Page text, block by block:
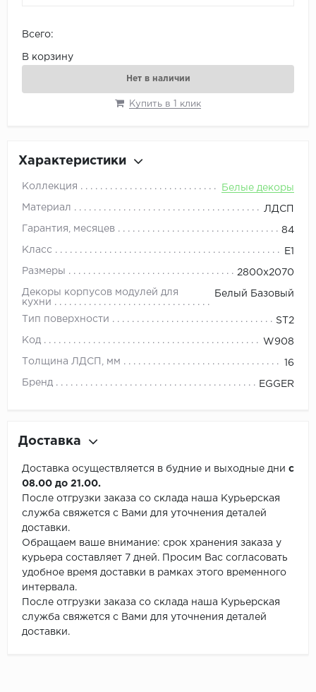
Всего:
В корзину
Нет в наличии
Купить в 1 клик
Характеристики
Коллекция Белые декоры
Материал ЛДСП
Гарантия, месяцев 84
Класс E1
Размеры 2800x2070
Декоры корпусов модулей для
кухни
Белый Базовый
Тип поверхности ST2
Код W908
Толщина ЛДСП, мм 16
Бренд EGGER
Доставка
Доставка осуществляется в будние и выходные дни с
08.00 до 21.00.
После отгрузки заказа со склада наша Курьерская
служба свяжется с Вами для уточнения деталей
доставки.
Обращаем ваше внимание: срок хранения заказа у
курьера составляет 7 дней. Просим Вас согласовать
удобное время доставки в рамках этого временного
интервала.
После отгрузки заказа со склада наша Курьерская
служба свяжется с Вами для уточнения деталей
доставки.